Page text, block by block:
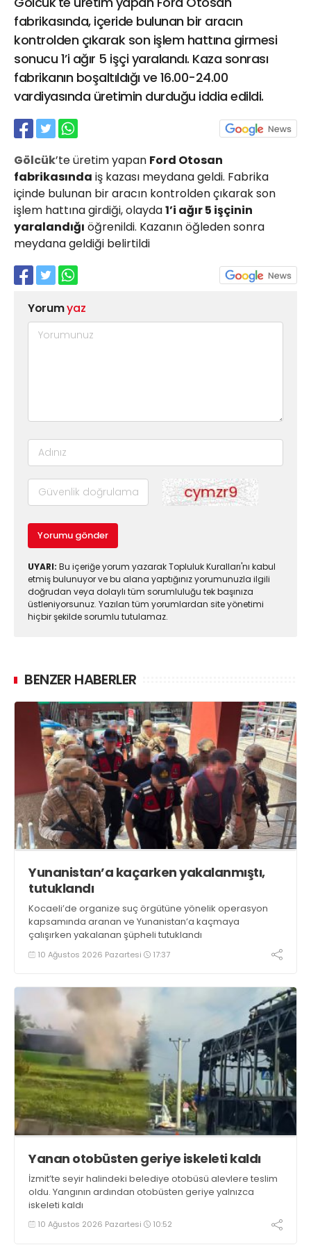
fabrikasında, içeride bulunan bir aracın
kontrolden çıkarak son işlem hattına girmesi
sonucu 1’i ağır 5 işçi yaralandı. Kaza sonrası
fabrikanın boşaltıldığı ve 16.00-24.00
vardiyasında üretimin durduğu iddia edildi.
Gölcük’te üretim yapan Ford Otosan
fabrikasında iş kazası meydana geldi. Fabrika
içinde bulunan bir aracın kontrolden çıkarak son
işlem hattına girdiği, olayda1’i ağır 5 işçinin
yaralandığı öğrenildi. Kazanın öğleden sonra
meydana geldiği belirtildi
Yorumyaz
Yorumu gönder
UYARI: Bu içeriğe yorum yazarak Topluluk Kuralları'nı kabul
etmiş bulunuyor ve bu alana yaptığınız yorumunuzla ilgili
doğrudan veya dolaylı tüm sorumluluğu tek başınıza
üstleniyorsunuz. Yazılan tüm yorumlardan site yönetimi
hiçbir şekilde sorumlu tutulamaz.
BENZER HABERLER
Yunanistan’a kaçarken yakalanmıştı,
tutuklandı
Kocaeli’de organize suç örgütüne yönelik operasyon
kapsamında aranan ve Yunanistan’a kaçmaya
çalışırken yakalanan şüpheli tutuklandı
10 Ağustos 2026 Pazartesi 17:37
Yanan otobüsten geriye iskeleti kaldı
İzmit’te seyir halindeki belediye otobüsü alevlere teslim
oldu. Yangının ardından otobüsten geriye yalnızca
iskeleti kaldı
10 Ağustos 2026 Pazartesi 10:52
21 Gölcük
02624132333
haber@golcukpostasi.com